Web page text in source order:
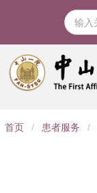
导
首页 / 患者服务 /